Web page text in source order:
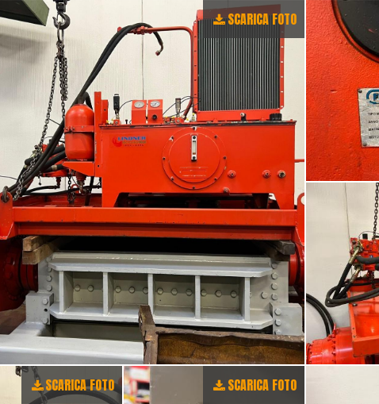
SCARICA FOTO
SCARICA FOTO SCARICA FOTO